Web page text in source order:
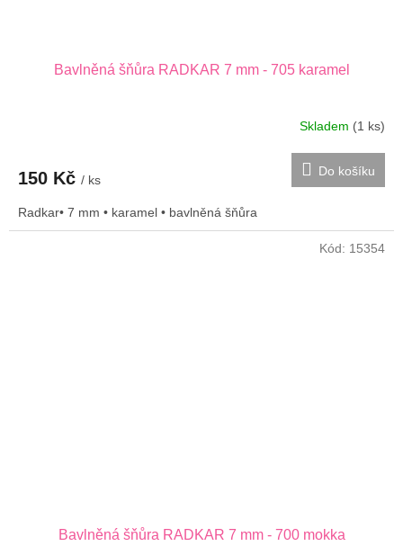
Bavlněná šňůra RADKAR 7 mm - 705 karamel
Skladem (1 ks)
150 Kč / ks
Do košíku
Radkar• 7 mm • karamel • bavlněná šňůra
Bavlněná šňůra RADKAR 7 mm - 700 mokka
Kód: 15354